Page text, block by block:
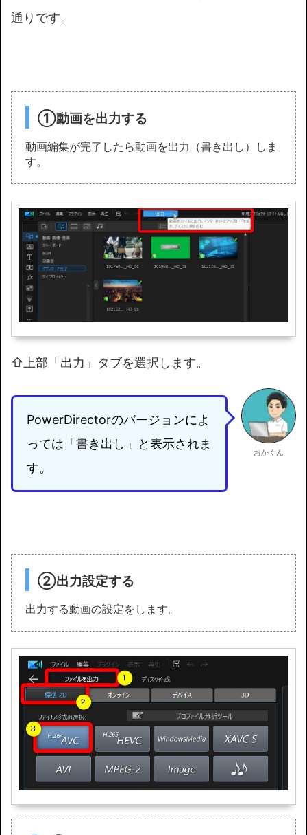
通りです。
①動画を出力する
動画編集が完了したら動画を出力（書き出し）しま
す。
⇧上部「出力」タブを選択します。
PowerDirectorのバージョンによ
っては「書き出し」と表示されま
す。
おかくん
②出力設定する
出力する動画の設定をします。